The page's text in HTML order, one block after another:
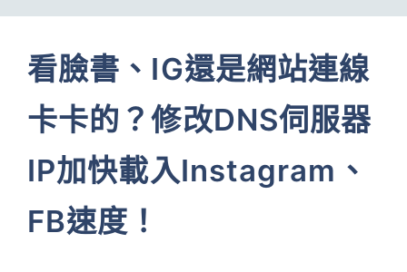
看臉書、IG還是網站連線
卡卡的？修改DNS伺服器
IP加快載入Instagram、
FB速度！